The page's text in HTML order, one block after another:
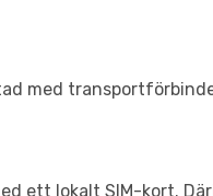
med
ett lokalt SIM-kort.